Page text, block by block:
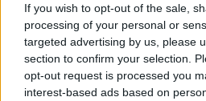
If you wish to opt-out of the sale,
processing of your personal or
targeted advertising by us, please
section to confirm your selection.
opt-out request is processed you
interest-based ads based on